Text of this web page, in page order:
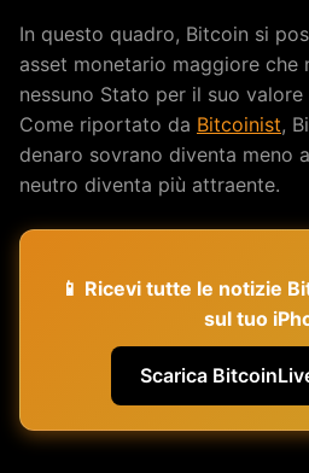
In questo quadro, Bitcoin si
asset monetario maggiore che
nessuno Stato per il suo valore
Come riportato da Bitcoinist,
denaro sovrano diventa meno
neutro diventa più attraente.
📱 Ricevi tutte le notizie
sul tuo
Scarica